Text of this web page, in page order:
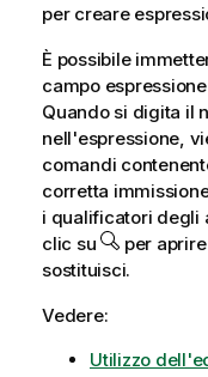
per creare
È possibile
campo
Quando si digita il
nell'espressione,
comandi
corretta
i qualificatori degli
clic su
per
sostituisci.
Vedere:
Utilizzo